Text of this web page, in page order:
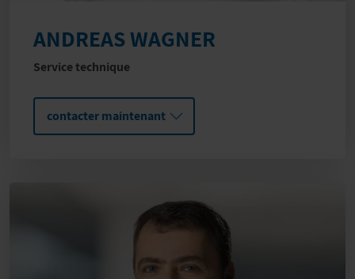
ANDREAS WAGNER
Service technique
contacter maintenant